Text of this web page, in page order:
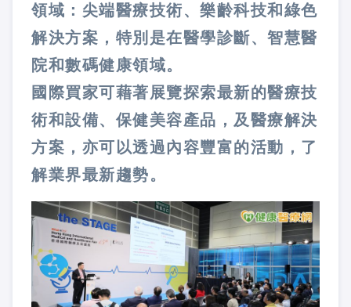
領域：尖端醫療技術、樂齡科技和綠色
解決方案，特別是在醫學診斷、智慧醫
院和數碼健康領域。
國際買家可藉著展覽探索最新的醫療技
術和設備、保健美容產品，及醫療解決
方案，亦可以透過內容豐富的活動，了
解業界最新趨勢。